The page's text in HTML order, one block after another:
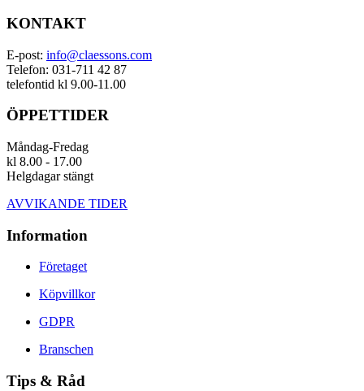
KONTAKT
E-post: info@claessons.com
Telefon: 031-711 42 87
telefontid kl 9.00-11.00
ÖPPETTIDER
Måndag-Fredag
kl 8.00 - 17.00
Helgdagar stängt
AVVIKANDE TIDER
Information
Företaget
Köpvillkor
GDPR
Branschen
Tips & Råd